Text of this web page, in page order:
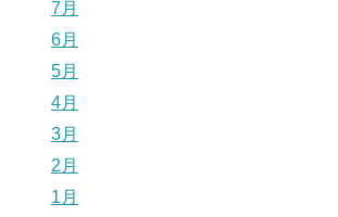
7月
6月
5月
4月
3月
2月
1月